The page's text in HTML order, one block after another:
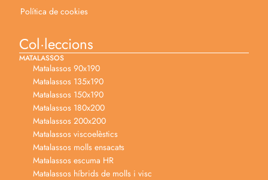
Política de cookies
Col·leccions
MATALASSOS
Matalassos 90x190
Matalassos 135x190
Matalassos 150x190
Matalassos 180x200
Matalassos 200x200
Matalassos viscoelèstics
Matalassos molls ensacats
Matalassos escuma HR
Matalassos híbrids de molls i visc